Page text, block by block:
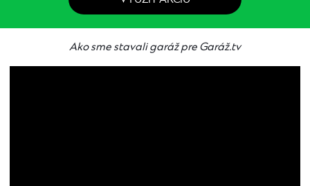
Ako sme stavali garáž pre Garáž.tv